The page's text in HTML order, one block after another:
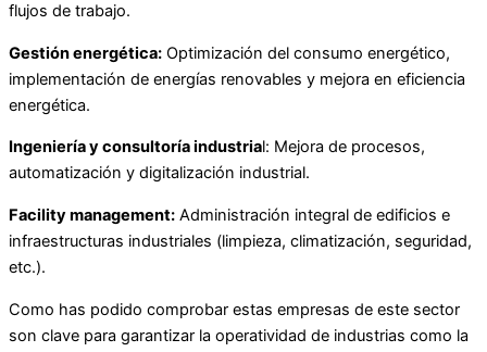
flujos de trabajo.
Gestión energética: Optimización del consumo energético,
implementación de energías renovables y mejora en eficiencia
energética.
Ingeniería y consultoría industrial: Mejora de procesos,
automatización y digitalización industrial.
Facility management: Administración integral de edificios e
infraestructuras industriales (limpieza, climatización, seguridad,
etc.).
Como has podido comprobar estas empresas de este sector
son clave para garantizar la operatividad de industrias como la